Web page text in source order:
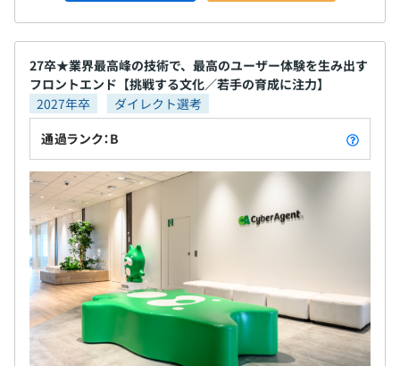
27卒★業界最高峰の技術で、最高のユーザー体験を生み出す
フロントエンド【挑戦する文化／若手の育成に注力】
2027年卒
ダイレクト選考
通過ランク：B